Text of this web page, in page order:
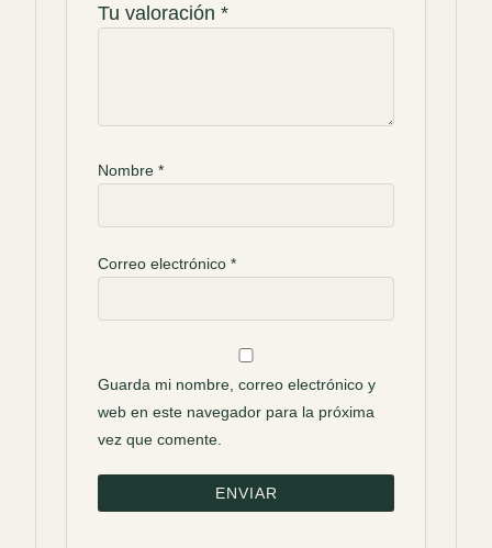
Tu valoración *
Nombre *
Correo electrónico *
Guarda mi nombre, correo electrónico y
web en este navegador para la próxima
vez que comente.